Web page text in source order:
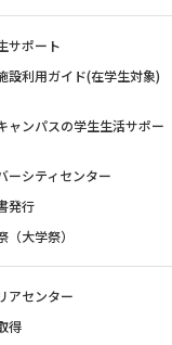
サポート
設利用ガイド(在学生対象)
ャンパスの学生生活サポー
ーシティセンター
発行
（大学祭）
アセンター
得